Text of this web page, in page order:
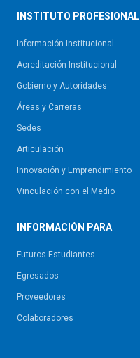
INSTITUTO PROFESIONAL
Información Institucional
Acreditación Institucional
Gobierno y Autoridades​
Áreas y Carreras
Sedes
Articulación
Innovación y Emprendimiento
Vinculación con el Medio
INFORMACIÓN PARA
Futuros Estudiantes
Egresados
Proveedores
Colaboradores